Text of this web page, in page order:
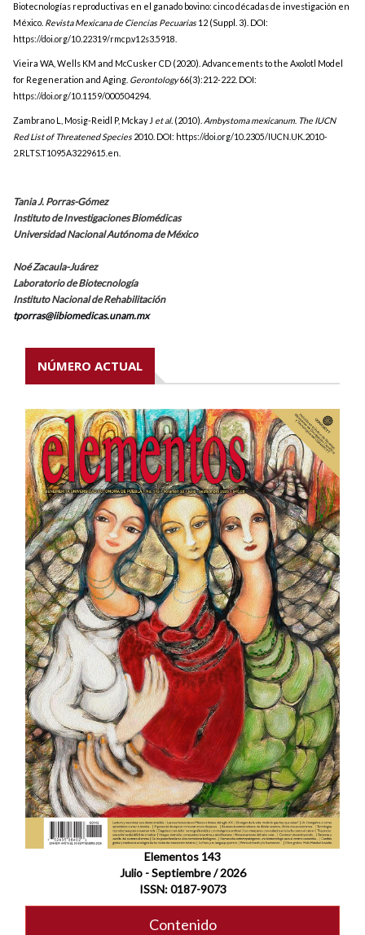
Biotecnologías reproductivas en el ganado bovino: cinco décadas de investigación en
México. Revista Mexicana de Ciencias Pecuarias 12 (Suppl. 3). DOI:
https://doi.org/10.22319/rmcp.v12s3.5918
Vieira WA, Wells KM and McCusker CD (2020). Advancements to the Axolotl Model
for Regeneration and Aging. Gerontology66(3):212-222. DOI:
https://doi.org/10.1159/000504294.
Zambrano L, Mosig-Reidl P, Mckay J et al. (2010). Ambystoma mexicanum The IUCN
Red List of Threatened Species 2010. DOI: https://doi.org/10.2305/IUCN.UK.2010-
2.RLTS.T1095A3229615.en
Tania J. Porras-Gómez
Instituto de Investigaciones Biomédicas
Universidad Nacional Autónoma de México
Noé Zacaula-Juárez
Laboratorio de Biotecnología
Instituto Nacional de Rehabilitación
tporras@iibiomedicas.unam.mx
NÚMERO ACTUAL
Elementos 143
Julio - Septiembre / 2026
ISSN: 0187-9073
Contenido